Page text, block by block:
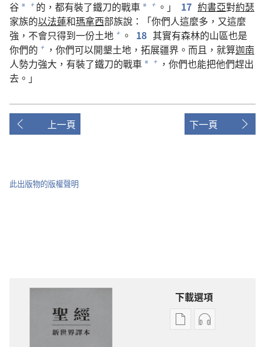
谷 * + 的，都有裝了鐵刀的戰車 * + 。」 17 約書亞對約瑟
家族的以法蓮和瑪拿西部族說：「你們人這麼多，又這麼
強，不會只得到一份土地 + 。 18 其實有森林的山區也是
你們的 + ，你們可以開墾土地，拓展疆界。而且，就算迦南
人勢力強大，有裝了鐵刀的戰車 * +
，你們也能把他們趕出
去。」
上一頁 下一頁
此出版物的版權聲明
下載選項
電
錄